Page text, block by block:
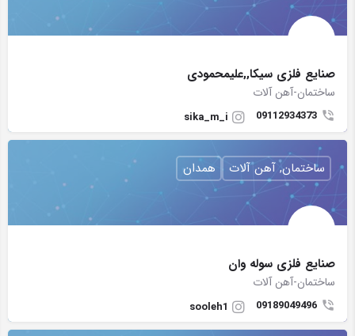
صنایع فلزی سیکا,,علیمحمودی
ساختمان-آهن آلات
09112934373
sika_m_i
صنایع فلزی سوله وان
ساختمان-آهن آلات
09189049496
sooleh1
ساختمان, آهن آلات همدان